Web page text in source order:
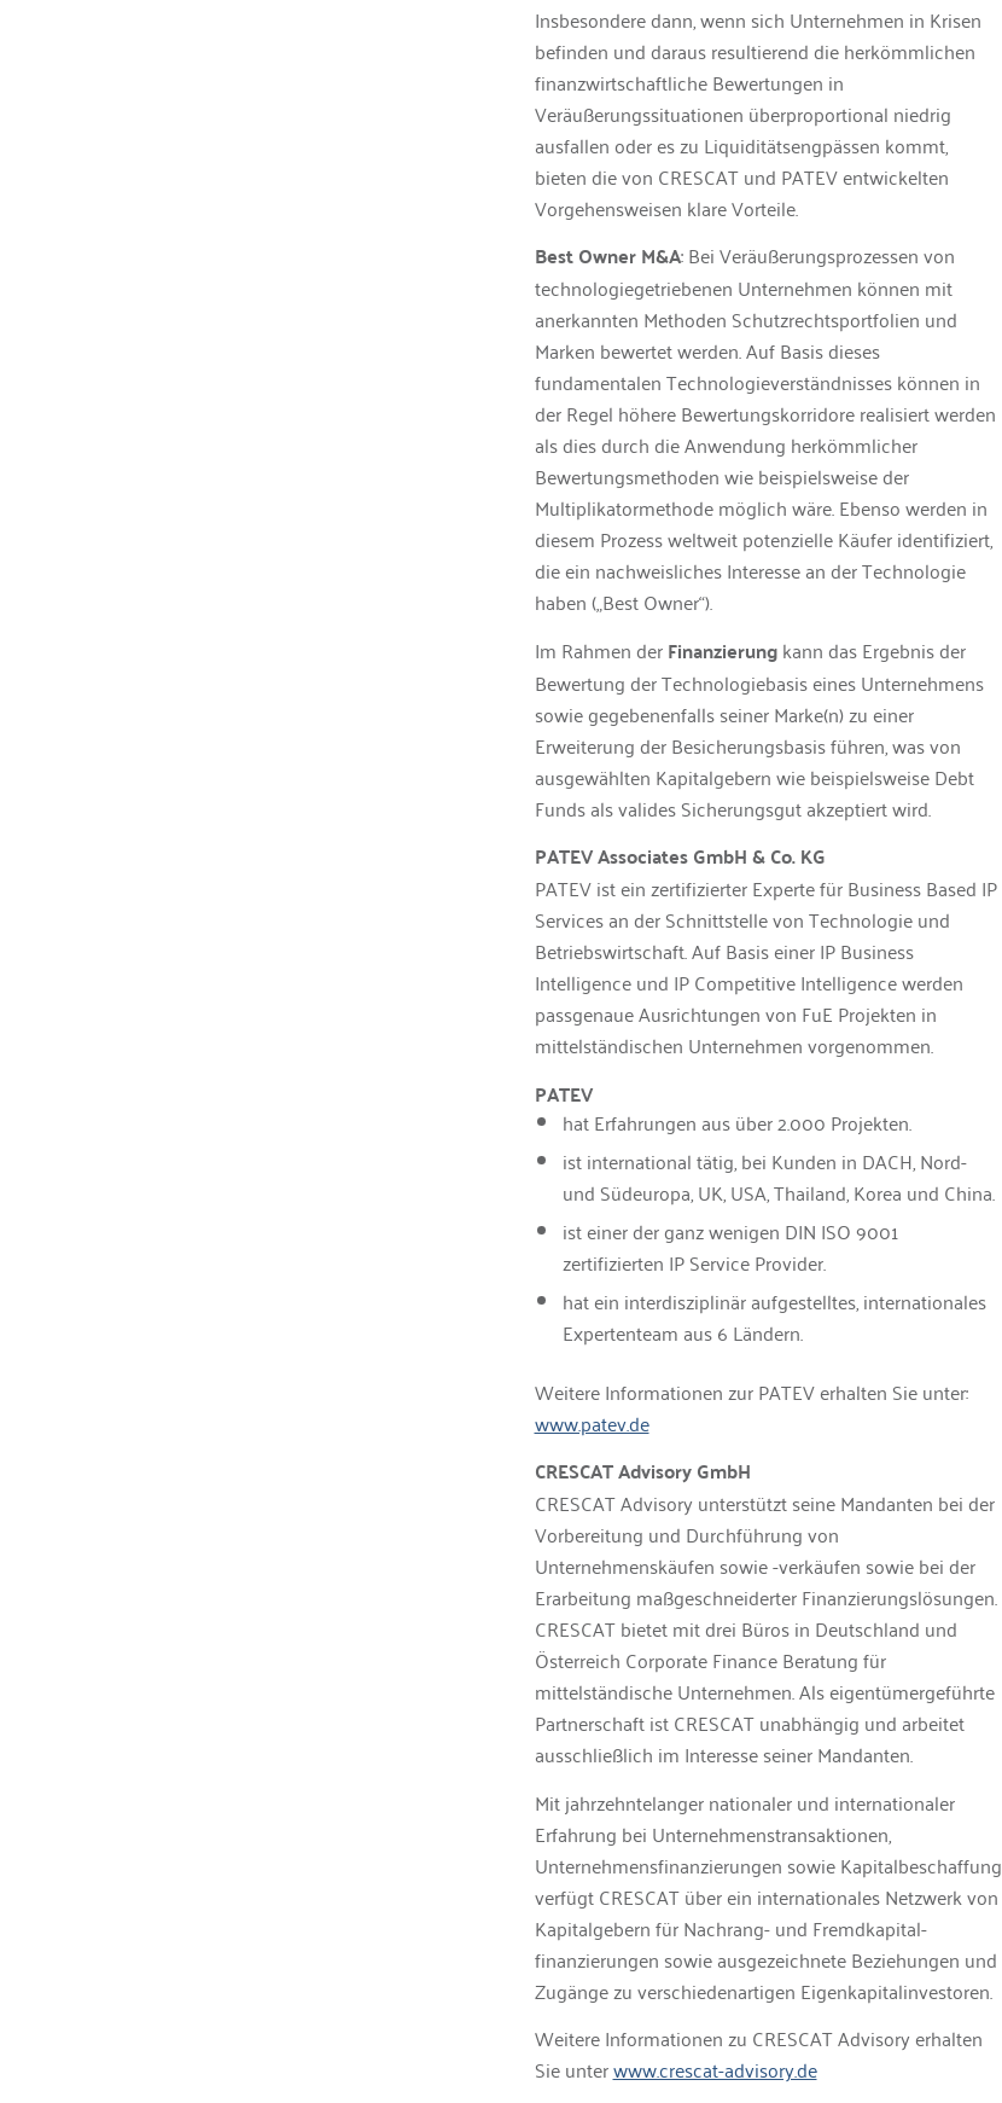
Insbesondere dann, wenn sich Unternehmen in Krisen
befinden und daraus resultierend die herkömmlichen
finanzwirtschaftliche Bewertungen in
Veräußerungssituationen überproportional niedrig
ausfallen oder es zu Liquiditätsengpässen kommt,
bieten die von CRESCAT und PATEV entwickelten
Vorgehensweisen klare Vorteile.
Best Owner M&A: Bei Veräußerungsprozessen von
technologiegetriebenen Unternehmen können mit
anerkannten Methoden Schutzrechts­portfolien und
Marken bewertet werden. Auf Basis dieses
fundamentalen Technologieverständnisses können in
der Regel höhere Bewertungskorridore realisiert werden
als dies durch die Anwendung herkömmlicher
Bewertungsmethoden wie beispielsweise der
Multiplikatormethode möglich wäre. Ebenso werden in
diesem Prozess weltweit potenzielle Käufer identifiziert,
die ein nachweisliches Interesse an der Technologie
haben („Best Owner“).
Im Rahmen derFinanzierungkann das Ergebnis der
Bewertung der Technologiebasis eines Unternehmens
sowie gegebenenfalls seiner Marke(n) zu einer
Erweiterung der Besicherungsbasis führen, was von
ausgewählten Kapitalgebern wie beispielsweise Debt
Funds als valides Sicherungsgut akzeptiert wird.
PATEV Associates GmbH & Co. KG
PATEV ist ein zertifizierter Experte für Business Based IP
Services an der Schnittstelle von Technologie und
Betriebswirtschaft. Auf Basis einer IP Business
Intelligence und IP Competitive Intelligence werden
passgenaue Ausrichtungen von FuE Projekten in
mittelständischen Unternehmen vorgenommen.
PATEV
hat Erfahrungen aus über 2.000 Projekten.
ist international tätig, bei Kunden in DACH, Nord-
und Südeuropa, UK, USA, Thailand, Korea und China.
ist einer der ganz wenigen DIN ISO 9001
zertifizierten IP Service Provider.
hat ein interdisziplinär aufgestelltes, internationales
Expertenteam aus 6 Ländern.
Weitere Informationen zur PATEV erhalten Sie unter:
www.patev.de
CRESCAT Advisory GmbH
CRESCAT Advisory unterstützt seine Mandanten bei der
Vorbereitung und Durchführung von
Unternehmenskäufen sowie -verkäufen sowie bei der
Erarbeitung maßgeschneiderter Finanzierungslösungen.
CRESCAT bietet mit drei Büros in Deutschland und
Österreich Corporate Finance Beratung für
mittelständische Unternehmen. Als eigentümergeführte
Partnerschaft ist CRESCAT unabhängig und arbeitet
ausschließlich im Interesse seiner Mandanten.
Mit jahrzehntelanger nationaler und internationaler
Erfahrung bei Unternehmenstrans­aktionen,
Unternehmensfinanzierungen sowie Kapitalbeschaffung
verfügt CRESCAT über ein internationales Netzwerk von
Kapitalgebern für Nachrang- und Fremd­kapital­
finanzierungen sowie ausgezeichnete Beziehungen und
Zugänge zu verschiedenartigen Eigenkapitalinvestoren.
Weitere Informationen zu CRESCAT Advisory erhalten
Sie unterwww.crescat-advisory.de